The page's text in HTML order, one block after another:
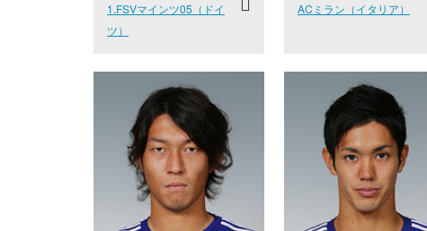
1.FSVマインツ05（ドイ
ツ）
ACミラン（イタリア）